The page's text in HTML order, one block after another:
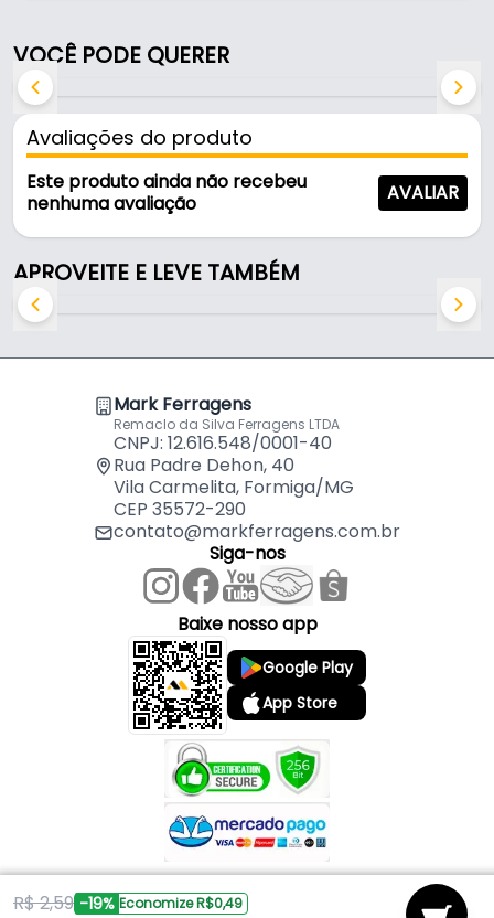
R$ 2,59 -19% Economize R$0,49
Características:
- Marca: Bigfer
- Modelo: Bucha Soberba
- Material: Zinco branco
- Comprimento total: 30 mm
- Comprimento da rosca interna: 25 mm
- Diâmetro rosca interna: 7 mm (5/16")
VOCÊ PODE QUERER
Avaliações do produto
Este produto ainda não recebeu
nenhuma avaliação
AVALIAR
APROVEITE E LEVE TAMBÉM
Mark Ferragens
Remaclo da Silva Ferragens LTDA
CNPJ: 12.616.548/0001-40
Rua Padre Dehon, 40
Vila Carmelita, Formiga/MG
CEP 35572-290
contato@markferragens.com.br
Siga-nos
Baixe nosso app
Google Play
App Store
Copyright © 2026 Mark Ferragens. Todos os direitos reservados.